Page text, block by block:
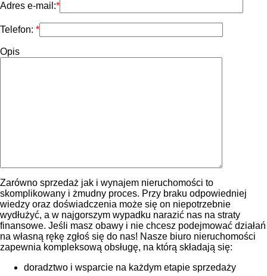
Adres e-mail:
Telefon:
Opis
Zarówno sprzedaż jak i wynajem nieruchomości to
skomplikowany i żmudny proces. Przy braku odpowiedniej
wiedzy oraz doświadczenia może się on niepotrzebnie
wydłużyć, a w najgorszym wypadku narazić nas na straty
finansowe. Jeśli masz obawy i nie chcesz podejmować działań
na własną rękę zgłoś się do nas! Nasze biuro nieruchomości
zapewnia kompleksową obsługę, na którą składają się:
doradztwo i wsparcie na każdym etapie sprzedaży